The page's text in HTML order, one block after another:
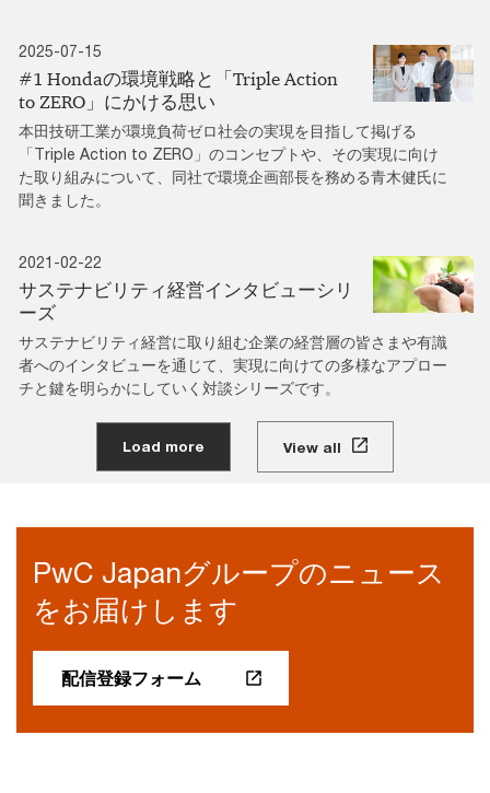
2025-07-15
#1 Hondaの環境戦略と「Triple Action
to ZERO」にかける思い
本田技研工業が環境負荷ゼロ社会の実現を目指して掲げる
「Triple Action to ZERO」のコンセプトや、その実現に向け
た取り組みについて、同社で環境企画部長を務める青木健氏に
聞きました。
2021-02-22
サステナビリティ経営インタビューシリ
ーズ
サステナビリティ経営に取り組む企業の経営層の皆さまや有識
者へのインタビューを通じて、実現に向けての多様なアプロー
チと鍵を明らかにしていく対談シリーズです。
Load more View all
PwC Japanグループのニュース
をお届けします
配信登録フォーム